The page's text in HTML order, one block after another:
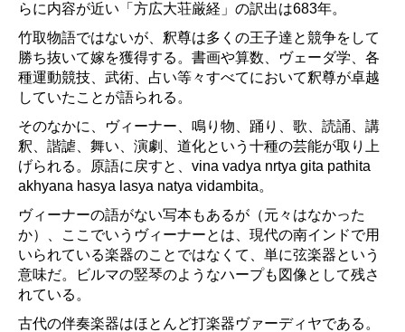
らに内容が近い「方広大荘厳経」の訳出は683年。
竹取物語ではないが、釈尊は多くの王子達と競争をして
勝ち抜いて嫁を獲得する。書画や算数、ヴェーダ学、各
種運動競技、武術、占い等々すべてにおいて釈尊が卓越
していたことが語られる。
そのなかに、ヴィーナー、鳴り物、踊り、歌、読誦、講
釈、諧謔、舞い、演劇、道化という十種の芸能が取り上
げられる。原語に戻すと、vina vadya nrtya gita pathita
akhyana hasya lasya natya vidambita。
ヴィーナーの語がない写本もあるが（元々はなかった
か）、ここでいうヴィーナーとは、現代の南インドで用
いられている楽器のことではなくて、単に弦楽器という
意味だ。ビルマの竪琴のようなハープも図像として残さ
れている。
古代の伴奏楽器はほとんど打楽器ヴァーディヤである。